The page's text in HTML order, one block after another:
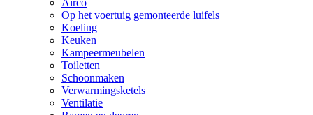
Airco
Op het voertuig gemonteerde luifels
Koeling
Keuken
Kampeermeubelen
Toiletten
Schoonmaken
Verwarmingsketels
Ventilatie